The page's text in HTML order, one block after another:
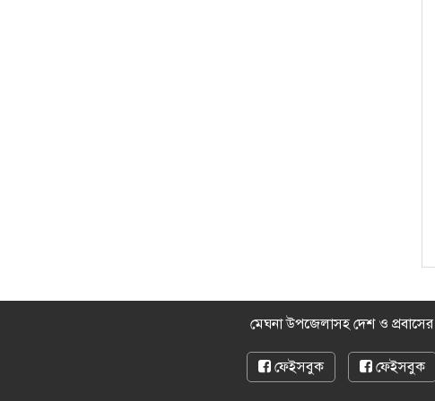
মেঘনা উপজেলাসহ দেশ ও
ফেইসবুক ফেইসবুক